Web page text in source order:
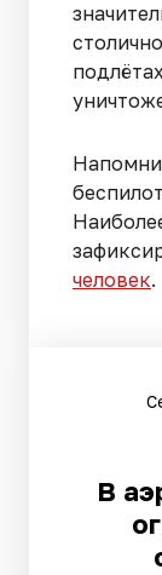
человек.
В